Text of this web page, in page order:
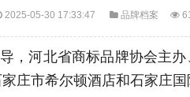
2025-05-30 17:33:47 品牌档案
，河北省商标品牌协会主
庄市希尔顿酒店和石家庄国